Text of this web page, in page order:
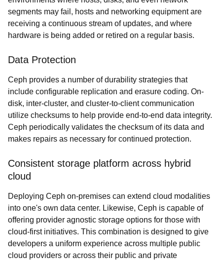
segments may fail, hosts and networking equipment are
receiving a continuous stream of updates, and where
hardware is being added or retired on a regular basis.
Data Protection
Ceph provides a number of durability strategies that
include configurable replication and erasure coding. On-
disk, inter-cluster, and cluster-to-client communication
utilize checksums to help provide end-to-end data integrity.
Ceph periodically validates the checksum of its data and
makes repairs as necessary for continued protection.
Consistent storage platform across hybrid
cloud
Deploying Ceph on-premises can extend cloud modalities
into one's own data center. Likewise, Ceph is capable of
offering provider agnostic storage options for those with
cloud-first initiatives. This combination is designed to give
developers a uniform experience across multiple public
cloud providers or across their public and private